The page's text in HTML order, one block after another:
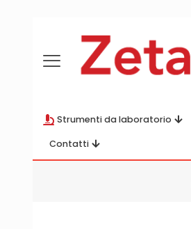
Strumenti da laboratorio
Contatti